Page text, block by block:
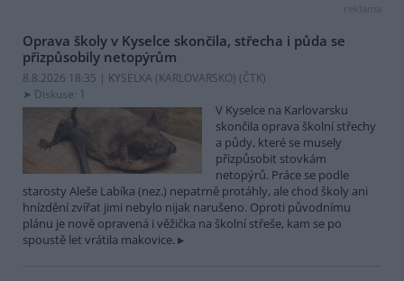
reklama
Oprava školy v Kyselce skončila, střecha i půda se
přizpůsobily netopýrům
8.8.2026 18:35 | KYSELKA (KARLOVARSKO) (ČTK)
Diskuse: 1
V Kyselce na Karlovarsku
skončila oprava školní střechy
a půdy, které se musely
přizpůsobit stovkám
netopýrů. Práce se podle
starosty Aleše Labíka (nez.) nepatrně protáhly, ale chod školy ani
hnízdění zvířat jimi nebylo nijak narušeno. Oproti původnímu
plánu je nově opravená i věžička na školní střeše, kam se po
spoustě let vrátila makovice.